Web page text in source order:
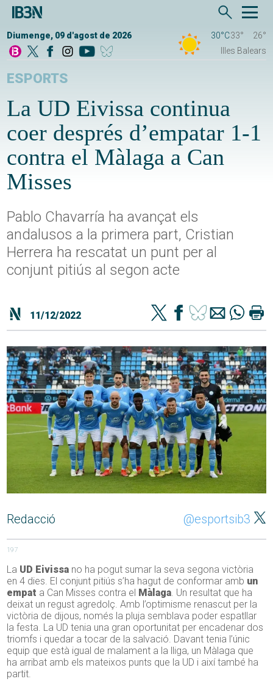
Diumenge, 09 d'agost de 2026 30°C33°
26°
Illes Balears
ESPORTS
La UD Eivissa continua
coer després d’empatar 1-1
contra el Màlaga a Can
Misses
Pablo Chavarría ha avançat els
andalusos a la primera part, Cristian
Herrera ha rescatat un punt per al
conjunt pitiús al segon acte
11/12/2022
Redacció @esportsib3
197
La UD Eivissa no ha pogut sumar la seva segona victòria
en 4 dies. El conjunt pitiús s’ha hagut de conformar amb un
empat a Can Misses contra el Màlaga . Un resultat que ha
deixat un regust agredolç. Amb l’optimisme renascut per la
victòria de dijous, només la pluja semblava poder espatllar
la festa. La UD tenia una gran oportunitat per encadenar dos
triomfs i quedar a tocar de la salvació. Davant tenia l’únic
equip que està igual de malament a la lliga, un Màlaga que
ha arribat amb els mateixos punts que la UD i així també ha
partit.